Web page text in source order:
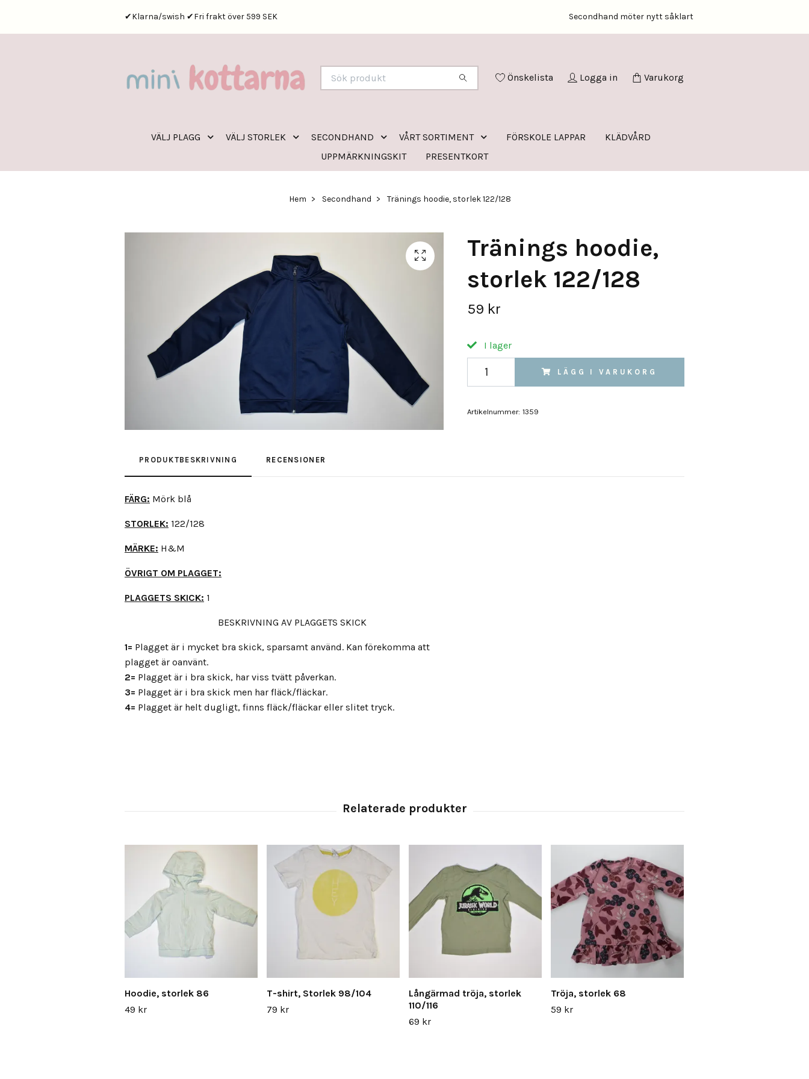
✔Klarna/swish ✔Fri frakt över 599 SEK Secondhand möter nytt såklart
Önskelista Logga in Varukorg
VÄLJ PLAGG VÄLJ STORLEK SECONDHAND VÅRT SORTIMENT FÖRSKOLE LAPPAR
KLÄDVÅRD
UPPMÄRKNINGSKIT
PRESENTKORT
Hem Secondhand Tränings hoodie, storlek 122/128
Tränings hoodie,
storlek 122/128
59 kr
I lager
LÄGG I VARUKORG
Artikelnummer: 1359
PRODUKTBESKRIVNING RECENSIONER
FÄRG: Mörk blå
STORLEK: 122/128
MÄRKE: H&M
ÖVRIGT OM PLAGGET:
PLAGGETS SKICK: 1
BESKRIVNING AV PLAGGETS SKICK
1= Plagget är i mycket bra skick, sparsamt använd. Kan förekomma att
plagget är oanvänt.
2= Plagget är i bra skick, har viss tvätt påverkan.
3= Plagget är i bra skick men har fläck/fläckar.
4= Plagget är helt dugligt, finns fläck/fläckar eller slitet tryck.
Hoodie, storlek 86
49 kr
T-shirt, Storlek 98/104
79 kr
Långärmad tröja, storlek
110/116
69 kr
Tröja, storlek 68
59 kr